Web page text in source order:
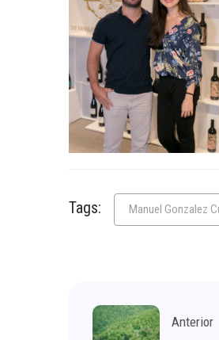
Tags: Manuel Gonzalez
Anterior